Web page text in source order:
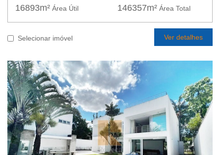
16893m² Área Útil 146357m² Área Total
Selecionar imóvel Ver detalhes